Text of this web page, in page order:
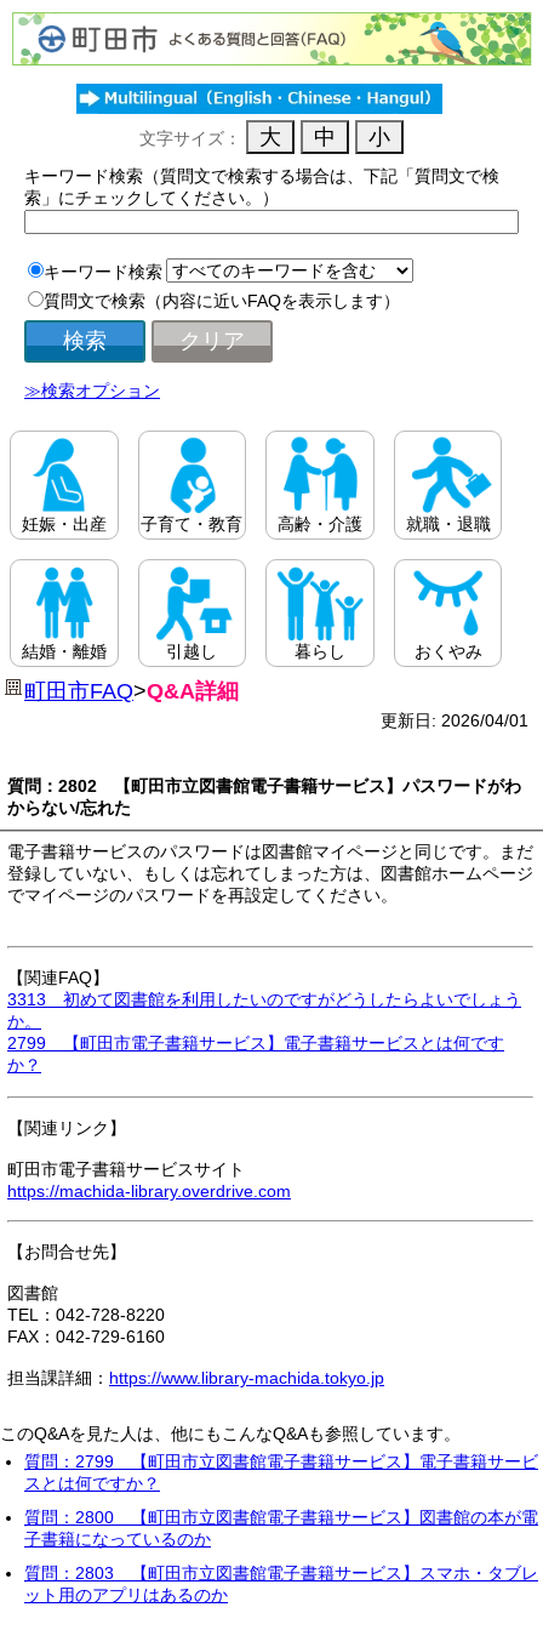
文字サイズ：
キーワード検索（質問文で検索する場合は、下記「質問文で検
索」にチェックしてください。）
キーワード検索
質問文で検索（内容に近いFAQを表示します）
≫検索オプション
妊娠・出産 子育て・教育 高齢・介護 就職・退職
結婚・離婚 引越し 暮らし おくやみ
町田市FAQ>Q&A詳細
更新日: 2026/04/01
質問：2802 【町田市立図書館電子書籍サービス】パスワードがわ
からない/忘れた
電子書籍サービスのパスワードは図書館マイページと同じです。まだ
登録していない、もしくは忘れてしまった方は、図書館ホームページ
でマイページのパスワードを再設定してください。
【関連FAQ】
3313 初めて図書館を利用したいのですがどうしたらよいでしょう
か。
2799 【町田市電子書籍サービス】電子書籍サービスとは何です
か？
【関連リンク】
町田市電子書籍サービスサイト
https://machida-library.overdrive.com
【お問合せ先】
図書館
TEL：042-728-8220
FAX：042-729-6160
担当課詳細： https://www.library-machida.tokyo.jp
このQ&Aを見た人は、他にもこんなQ&Aも参照しています。
質問：2799 【町田市立図書館電子書籍サービス】電子書籍サービ
スとは何ですか？
質問：2800 【町田市立図書館電子書籍サービス】図書館の本が電
子書籍になっているのか
質問：2803 【町田市立図書館電子書籍サービス】スマホ・タブレ
ット用のアプリはあるのか